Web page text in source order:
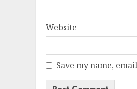
Website
Save my name,